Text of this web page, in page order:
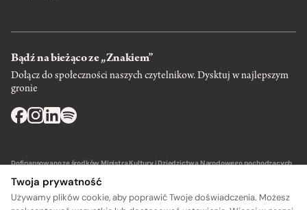
Bądź na bieżąco ze „Znakiem”
Dołącz do społeczności naszych czytelnikow. Dysktuj w najlepszym
gronie
Dofinansowano ze środków Ministra Kultury i Dziedzictwa Narodowego pochodzących
Twoja prywatność
Używamy plików cookie, aby poprawić Twoje doświadczenia. Możesz